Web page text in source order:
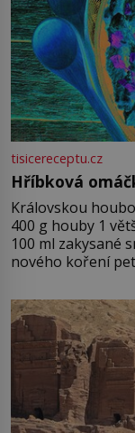
tisicereceptu.cz
Hříbková
Královskou houbou
400 g houby 1
100 ml zakysané
nového koření